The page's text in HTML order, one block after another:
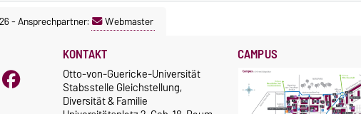
-Ansprechpartner: Webmaster
KONTAKT
Otto-von-Guericke-Universität
Stabsstelle Gleichstellung,
Diversität & Familie
CAMPUS